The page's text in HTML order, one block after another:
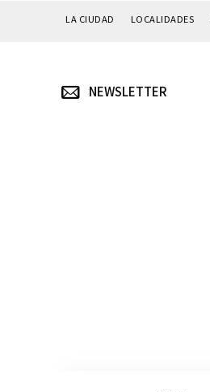
LA CIUDAD LOCALIDADES
NEWSLETTER